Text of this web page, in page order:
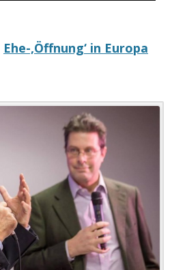
Ehe-‚Öffnung‘ in Europa